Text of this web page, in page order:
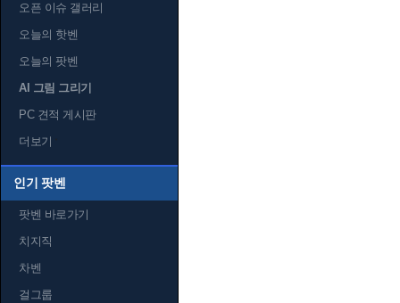
오픈 이슈 갤러리
오늘의 핫벤
오늘의 팟벤
AI 그림 그리기
PC 견적 게시판
더보기
인기 팟벤
팟벤 바로가기
치지직
차벤
걸그룹